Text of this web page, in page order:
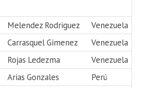
Melendez Rodriguez
Venezuela
Carrasquel Gimenez
Venezuela
Rojas Ledezma
Venezuela
Arias Gonzales
Perú